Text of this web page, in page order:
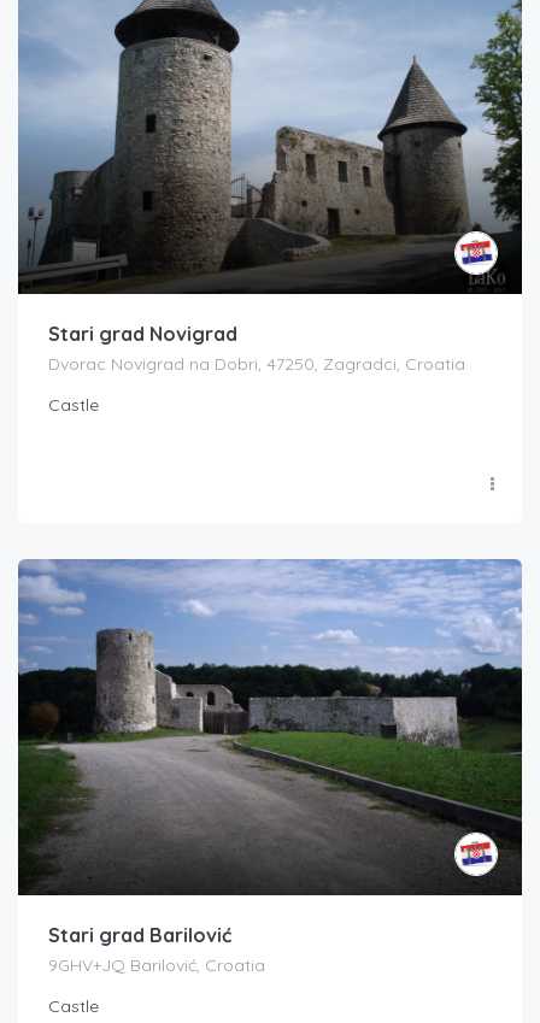
Stari grad Novigrad
Dvorac Novigrad na Dobri, 47250, Zagradci, Croatia
Castle
Stari grad Barilović
9GHV+JQ Barilović, Croatia
Castle